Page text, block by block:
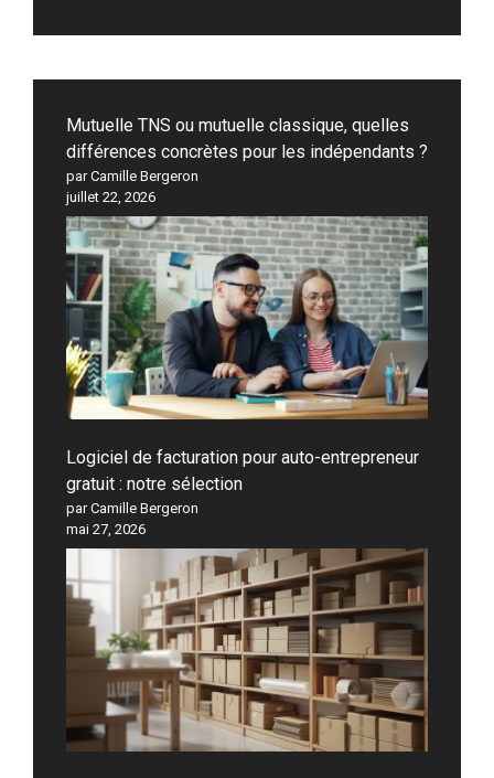
Mutuelle TNS ou mutuelle classique, quelles
différences concrètes pour les indépendants ?
par Camille Bergeron
juillet 22, 2026
Logiciel de facturation pour auto-entrepreneur
gratuit : notre sélection
par Camille Bergeron
mai 27, 2026